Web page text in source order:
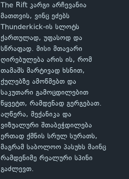
The Rift კარგი არჩევანია
მათთვის, ვინც ეძებს
Thunderkick-ის სლოტს
ქართულად, უფასოდ და
სწრაფად. მისი მთავარი
ღირებულება არის ის, რომ
თამაშს მარტივად ხსნით,
ქულებზე ამოწმებთ და
საკუთარი გამოცდილებით
წყვეტთ, რამდენად გერგებათ.
აღწერა, მექანიკა და
ვიზუალური შთაბეჭდილება
ერთად ქმნის სრულ სურათს,
მაგრამ საბოლოო პასუხს მაინც
რამდენიმე რეალური სპინი
გაძლევთ.